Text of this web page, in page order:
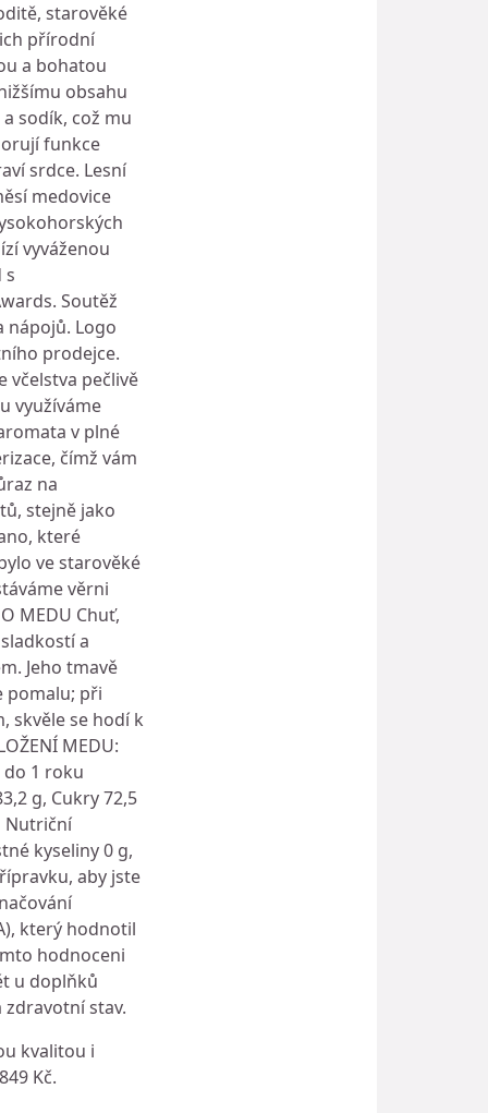
starověké
přírodní
a bohatou
obsahu
sodík, což mu
funkce
srdce. Lesní
medovice
vyváženou
s
Soutěž
nápojů. Logo
prodejce.
včelstva pečlivě
využíváme
v plné
čímž vám
na
stejně jako
které
ve starověké
věrni
MEDU Chuť,
a
Jeho tmavě
pomalu; při
skvěle se hodí k
MEDU:
do 1 roku
g, Cukry 72,5
Nutriční
kyseliny 0 g,
aby jste
který hodnotil
hodnoceni
u doplňků
stav.
kvalitou i
Kč.